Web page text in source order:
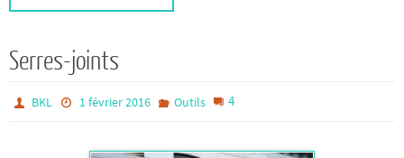
Serres-joints
BKL 1 février 2016 Outils 4